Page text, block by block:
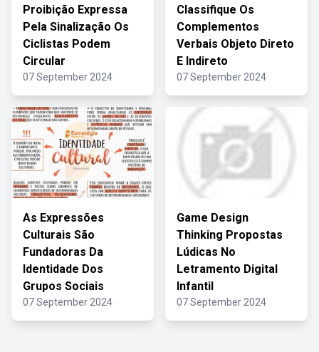
Proibição Expressa
Pela Sinalização Os
Ciclistas Podem
Circular
07 September 2024
Classifique Os
Complementos
Verbais Objeto Direto
E Indireto
07 September 2024
As Expressões
Culturais São
Fundadoras Da
Identidade Dos
Grupos Sociais
07 September 2024
Game Design
Thinking Propostas
Lúdicas No
Letramento Digital
Infantil
07 September 2024